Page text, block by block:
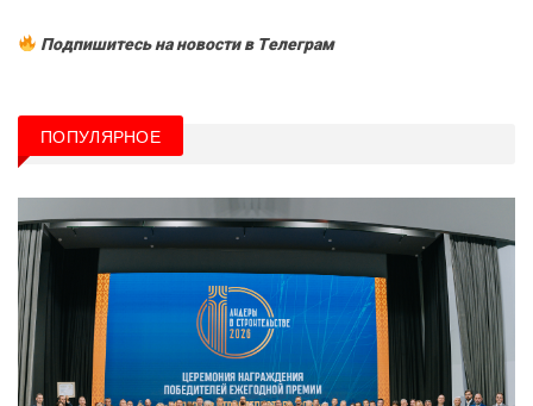
Подпишитесь на новости в Tелеграм
ПОПУЛЯРНОЕ